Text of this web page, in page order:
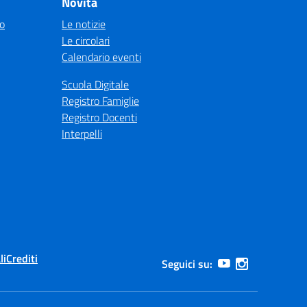
Le notizie
Le circolari
Calendario eventi
Scuola Digitale
Registro Famiglie
Registro Docenti
Interpelli
Crediti Seguici su: